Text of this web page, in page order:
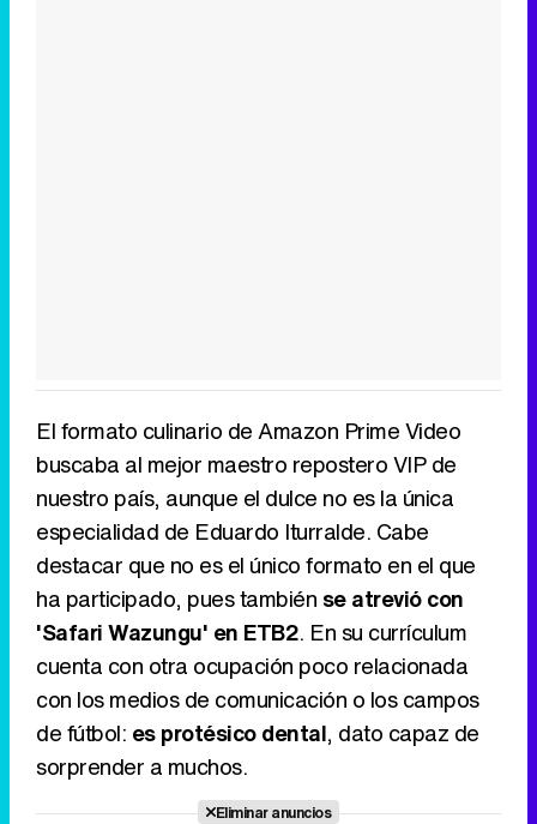
El formato culinario de Amazon Prime Video
buscaba al mejor maestro repostero VIP de
nuestro país, aunque el dulce no es la única
especialidad de Eduardo Iturralde. Cabe
destacar que no es el único formato en el que
ha participado, pues también se atrevió con
'Safari Wazungu' en ETB2. En su currículum
cuenta con otra ocupación poco relacionada
con los medios de comunicación o los campos
de fútbol: es protésico dental, dato capaz de
sorprender a muchos.
Eliminar anuncios